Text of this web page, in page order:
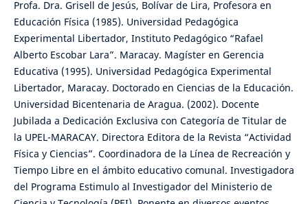
Profa. Dra. Grisell de Jesús, Bolívar de Lira, Profesora en
Educación Física (1985). Universidad Pedagógica
Experimental Libertador, Instituto Pedagógico “Rafael
Alberto Escobar Lara”. Maracay. Magíster en Gerencia
Educativa (1995). Universidad Pedagógica Experimental
Libertador, Maracay. Doctorado en Ciencias de la Educación.
Universidad Bicentenaria de Aragua. (2002). Docente
Jubilada a Dedicación Exclusiva con Categoría de Titular de
la UPEL-MARACAY. Directora Editora de la Revista “Actividad
Física y Ciencias”. Coordinadora de la Línea de Recreación y
Tiempo Libre en el ámbito educativo comunal. Investigadora
del Programa Estimulo al Investigador del Ministerio de